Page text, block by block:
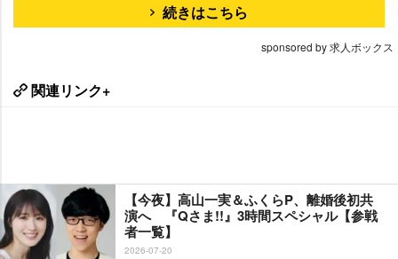
続きはこちら
sponsored by 求人ボックス
関連リンク+
【今夜】高山一実＆ふくらP、離婚後初共
演へ 『Qさま!!』3時間スペシャル【参戦
者一覧】
2026-07-20